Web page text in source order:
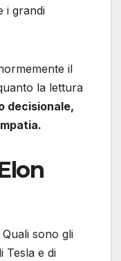
i grandi
il
la lettura
decisionale,
Quali sono gli
Tesla e di